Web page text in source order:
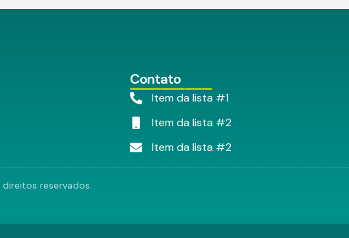
Contato
Item da lista #1
Item da lista #2
Item da lista #2
reservados.